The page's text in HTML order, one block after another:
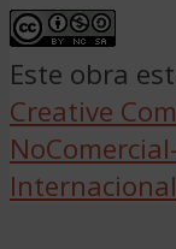
Este obra
Creative
Internacional